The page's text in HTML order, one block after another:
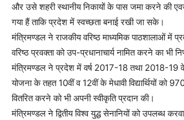
और उसे शहरी स्थानीय निकायों के पास जमा करने की एवज
गया हैं ताकि प्रदेश में स्वच्छता बनाई रखी जा सके।
मंत्रिमण्डल ने राजकीय वरिष्ठ माध्यमिक पाठशालाओं में
वरिष्ठ प्रवक्ता को उप-प्रधानाचार्य नामित करने का भी
मंत्रिमण्डल ने प्रदेश में वर्ष 2017-18 तथा 2018-19
योजना के तहत 10वीं व 12वीं के मेधावी विद्यार्थियों को
वितरित करने को भी अपनी स्वीकृति प्रदान की।
मंत्रिमण्डल ने द्वितीय विश्व युद्ध सेनानियों को उपलब्ध